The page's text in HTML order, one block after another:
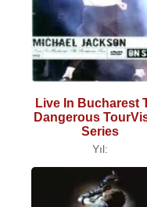
Live In Bucharest
Dangerous
Series
Yıl: